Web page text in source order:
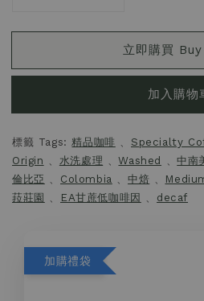
立即購買
加入購物
標籤 Tags:精品咖啡 、 Specialty
Origin 、 水洗處理 、Washed 、中南
倫比亞 、 Colombia 、中焙 、
菈莊園
、 EA甘蔗低咖啡因 、 decaf
加購禮袋